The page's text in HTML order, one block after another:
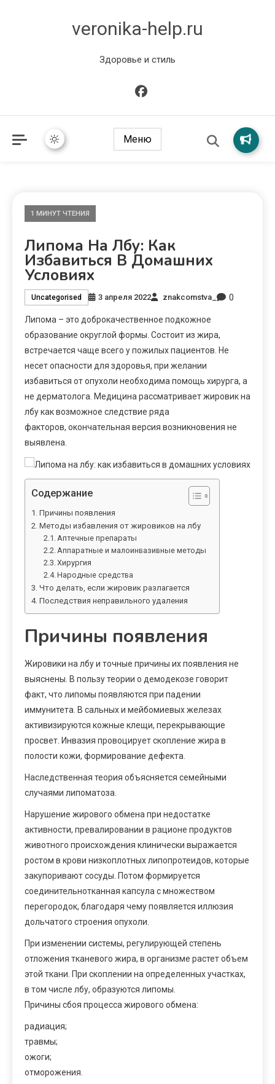
veronika-help.ru
Здоровье и стиль
Меню
1 МИНУТ ЧТЕНИЯ
Липома На Лбу: Как
Избавиться В Домашних
Условиях
Uncategorised 3 апреля 2022 znakcomstva_ 0
Липома – это доброкачественное подкожное
образование округлой формы. Состоит из жира,
встречается чаще всего у пожилых пациентов. Не
несет опасности для здоровья, при желании
избавиться от опухоли необходима помощь хирурга, а
не дерматолога. Медицина рассматривает жировик на
лбу как возможное следствие ряда
факторов, окончательная версия возникновения не
выявлена.
Содержание
Причины появления
Методы избавления от жировиков на лбу
Аптечные препараты
Аппаратные и малоинвазивные методы
Хирургия
Народные средства
Что делать, если жировик разлагается
Последствия неправильного удаления
Причины появления
Жировики на лбу и точные причины их появления не
выяснены. В пользу теории о демодекозе говорит
факт, что липомы появляются при падении
иммунитета. В сальных и мейбомиевых железах
активизируются кожные клещи, перекрывающие
просвет. Инвазия провоцирует скопление жира в
полости кожи, формирование дефекта.
Наследственная теория объясняется семейными
случаями липоматоза.
Нарушение жирового обмена при недостатке
активности, превалировании в рационе продуктов
животного происхождения клинически выражается
ростом в крови низкоплотных липопротеидов, которые
закупоривают сосуды. Потом формируется
соединительнотканная капсула с множеством
перегородок, благодаря чему появляется иллюзия
дольчатого строения опухоли.
При изменении системы, регулирующей степень
отложения тканевого жира, в организме растет объем
этой ткани. При скоплении на определенных участках,
в том числе лбу, образуются липомы.
Причины сбоя процесса жирового обмена:
радиация;
травмы;
ожоги;
отморожения.